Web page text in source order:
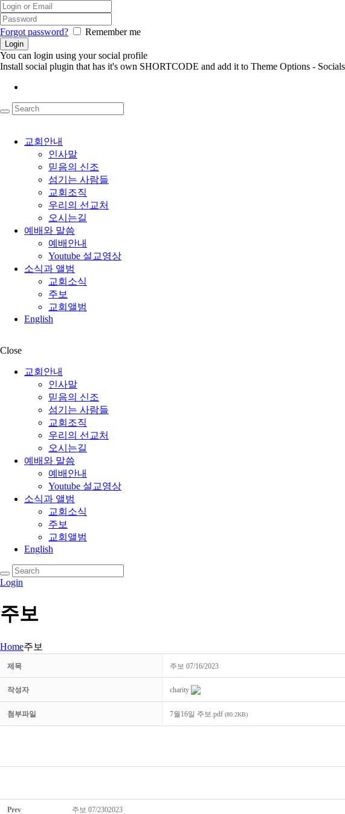
Forgot password? Remember me
You can login using your social profile
Install social plugin that has it's own SHORTCODE and add it to Theme Options -
교회안내
인사말
믿음의 신조
섬기는 사람들
교회조직
우리의 선교처
오시는길
예배와 말씀
예배안내
Youtube 설교영상
소식과 앨범
교회소식
주보
교회앨범
English
Close
교회안내
인사말
믿음의 신조
섬기는 사람들
교회조직
우리의 선교처
오시는길
예배와 말씀
예배안내
Youtube 설교영상
소식과 앨범
교회소식
주보
교회앨범
English
Login
주보
Home주보
제목 주보 07/16/2023
작성자 charity
첨부파일 7월16일 주보.pdf (80.2KB)
Prev 주보 07/2302023